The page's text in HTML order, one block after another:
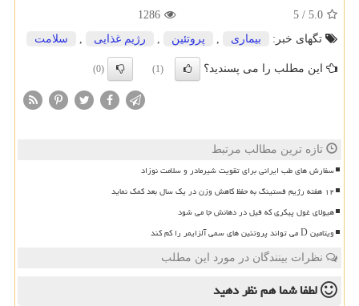
5.0
/
5
1286
تگهای خبر:
بیماری پروتئین رژیم غذایی سلامت
این مطلب را می پسندید؟ (1)
(0)
تازه ترین مطالب مرتبط
سفارش های طب ایرانی برای تقویت شیرمادر و سلامت نوزاد
۱۲ هفته رژیم فستینگ به حفظ کاهش وزن در یک سال بعد کمک نماید
هیولای غول پیکری که فیل در دهانش جا می شود
ویتامین D می تواند پروتئین های سمی آلزایمر را کم کند
نظرات بینندگان در مورد این مطلب
لطفا شما همنظر دهید